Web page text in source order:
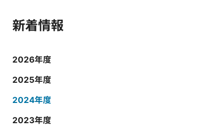
新着情報
2026年度
2025年度
2024年度
2023年度